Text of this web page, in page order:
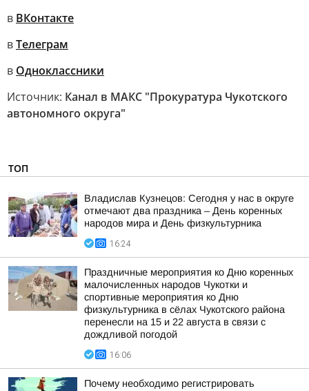
в ВКонтакте
вТелеграм
в Одноклассники
Источник: Канал в МАКС "Прокуратура Чукотского
автономного округа"
ТОП
Владислав Кузнецов: Сегодня у нас в округе
отмечают два праздника – День коренных
народов мира и День физкультурника
16:24
Праздничные мероприятия ко Дню коренных
малочисленных народов Чукотки и
спортивные мероприятия ко Дню
физкультурника в сёлах Чукотского района
перенесли на 15 и 22 августа в связи с
дождливой погодой
16:06
Почему необходимо регистрировать